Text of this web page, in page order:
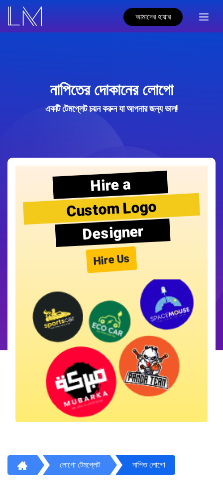
আমাদের হায়ার
নাপিতের দোকানের লোগো
একটি টেমপ্লেট চয়ন করুন যা আপনার জন্য ভাল!
Hire a
Custom Logo
Designer
Hire Us
লোগো টেমপ্লেট নাপিত লোগো